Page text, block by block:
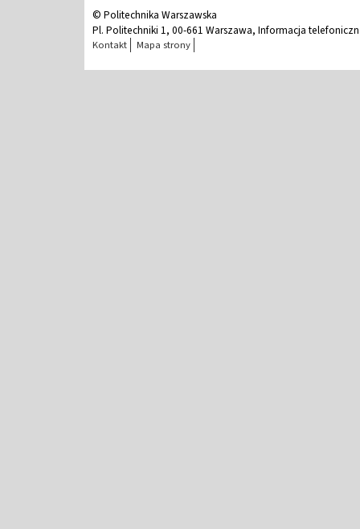
© Politechnika Warszawska
Pl. Politechniki 1, 00-661 Warszawa, Informacja
Kontakt Mapa strony